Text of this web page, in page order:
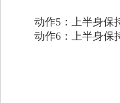
动作5：上半身保
动作6：上半身保